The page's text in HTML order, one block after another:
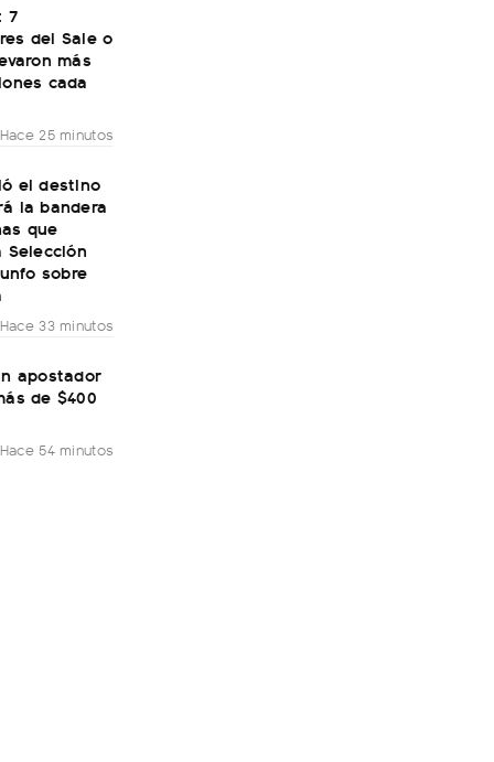
7
del Sale o
más
cada
Hace 25 minutos
el destino
la bandera
que
sobre
Hace 33 minutos
apostador
de $400
Hace 54 minutos